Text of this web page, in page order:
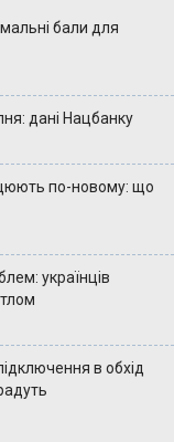
бали для
дані Нацбанку
по-новому: що
українців
в обхід